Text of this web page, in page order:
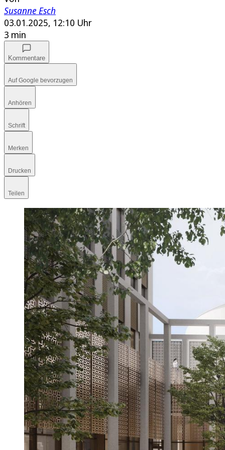
Susanne Esch
03.01.2025, 12:10 Uhr
3 min
Kommentare
Auf Google bevorzugen
Anhören
Schrift
Merken
Drucken
Teilen